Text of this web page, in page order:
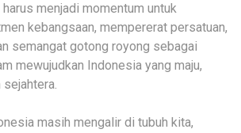
menjadi momentum untuk
kebangsaan, mempererat persatuan,
semangat gotong royong sebagai
mewujudkan Indonesia yang maju,
masih mengalir di tubuh kita,